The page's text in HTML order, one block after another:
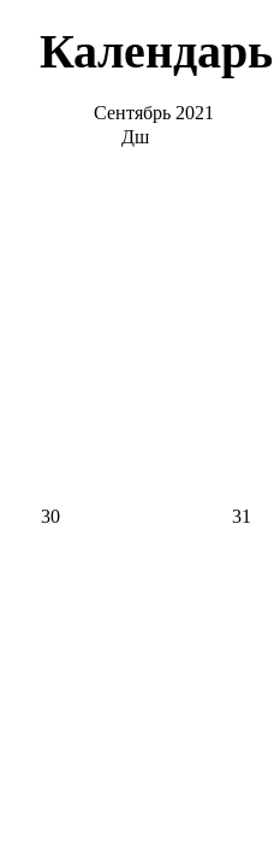
Календарь
Сентябрь 2021
Дш
30 31